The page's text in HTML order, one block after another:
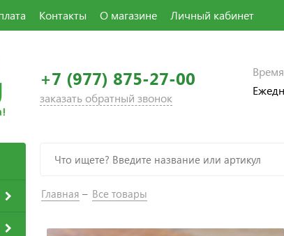
Контакты О магазине Личный кабинет
+7 (977) 875-27-00
заказать обратный звонок
Главная Все товары